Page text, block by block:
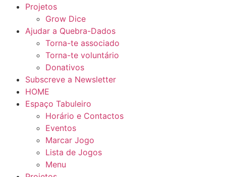
Projetos
Grow Dice
Ajudar a Quebra-Dados
Torna-te associado
Torna-te voluntário
Donativos
Subscreve a Newsletter
HOME
Espaço Tabuleiro
Horário e Contactos
Eventos
Marcar Jogo
Lista de Jogos
Menu